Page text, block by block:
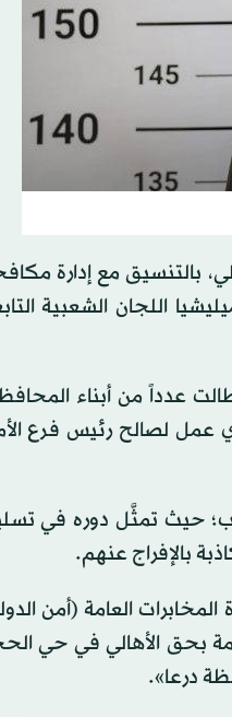
بالتنسيق مع إدارة
اللجان الشعبية
عدداً من أبناء
عمل لصالح رئيس فرع
حيث تمثَّل دوره في
بالإفراج عنهم.
العامة (أمن
بحق الأهالي في حي
درعا».